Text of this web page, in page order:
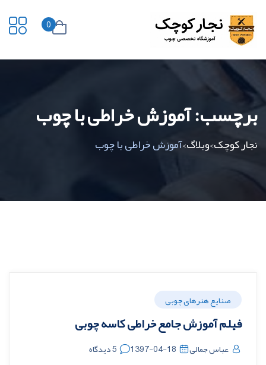
0
برچسب:آموزش خراطی با چوب
نجار کوچک>وبلاگ>آموزش خراطی با چوب
صنایع هنرهای چوبی
فیلم آموزش جامع خراطی کاسه چوبی
عباس جمالی 1397-04-18 5 دیدگاه